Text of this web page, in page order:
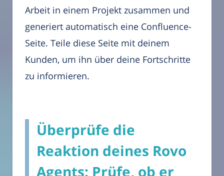
Arbeit in einem Projekt zusammen und
generiert automatisch eine Confluence-
Seite. Teile diese Seite mit deinem
Kunden, um ihn über deine Fortschritte
zu informieren.
Überprüfe die
Reaktion deines Rovo
Agents: Prüfe, ob er